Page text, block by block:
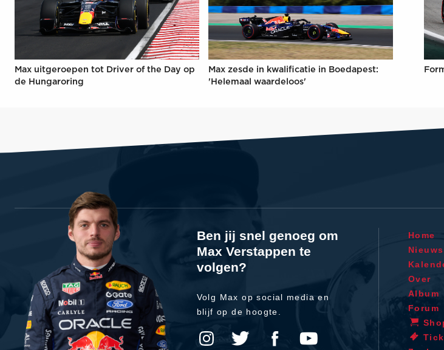
Max uitgeroepen tot Driver of the Day op
de Hungaroring
Max zesde in kwalificatie in Boedapest:
'Helemaal waardeloos'
Ben jij snel genoeg om
Max Verstappen te
volgen?
Volg Max op social media en
blijf op de hoogte.
Home
Nieuws
Over
Album
Forum